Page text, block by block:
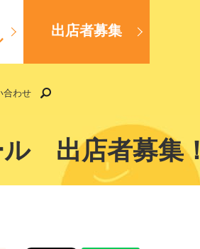
出店者募集
合わせ
出店者募集！